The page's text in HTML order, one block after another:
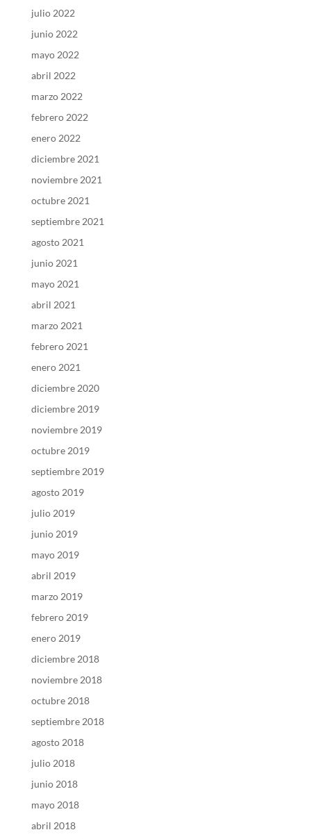
julio 2022
junio 2022
mayo 2022
abril 2022
marzo 2022
febrero 2022
enero 2022
diciembre 2021
noviembre 2021
octubre 2021
septiembre 2021
agosto 2021
junio 2021
mayo 2021
abril 2021
marzo 2021
febrero 2021
enero 2021
diciembre 2020
diciembre 2019
noviembre 2019
octubre 2019
septiembre 2019
agosto 2019
julio 2019
junio 2019
mayo 2019
abril 2019
marzo 2019
febrero 2019
enero 2019
diciembre 2018
noviembre 2018
octubre 2018
septiembre 2018
agosto 2018
julio 2018
junio 2018
mayo 2018
abril 2018